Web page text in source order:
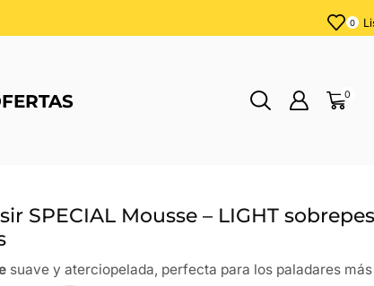
0
0
SPECIAL Mousse – LIGHT
suave y aterciopelada, perfecta para los paladares